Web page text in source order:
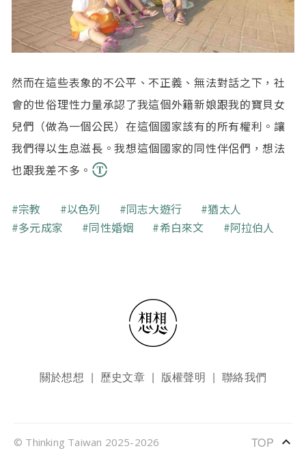
然而在這些表象的不公平、不正義、無法對話之下，社
會的世俗理性力量承認了我這個外籍新娘跟我的寶貝女
兒們（做為一個公民）在這個國家該有的所有權利。讓
我們得以生息滋長。我想這個國家的同性伴侶們，想法
也跟我差不多。
關鍵字
宗教 以色列 同志大遊行
猶太人
多元成家
同性婚姻 希白來文 阿拉伯人
頁尾選單關於想想 歷史文章 版權聲明 聯絡我們
© Thinking Taiwan 2025-2026 TOP keyboard_arrow_up